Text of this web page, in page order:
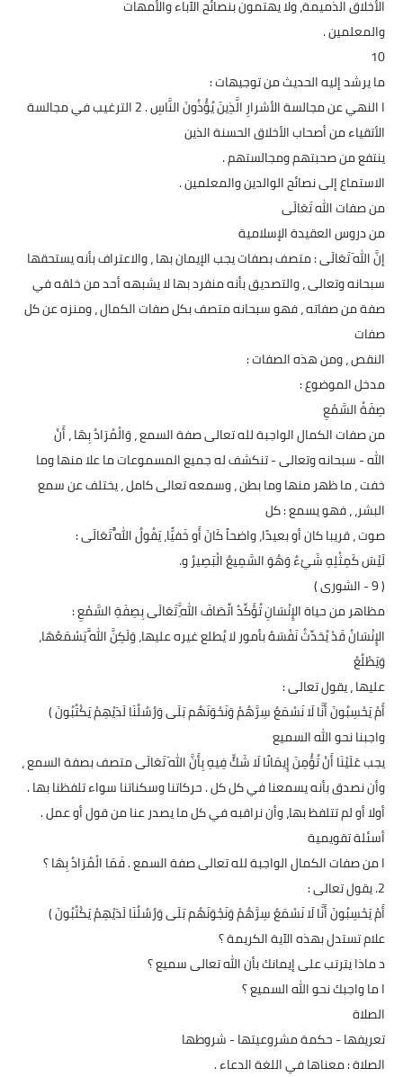
الأخلاق الذميمة، ولا يهتمون بنصائح الآباء والأمهات
والمعلمين .
10
ما يرشد إليه الحديث من توجيهات :
ا النهي عن مجالسة الأشرارِ الَّذِينَ يُؤْذُونَ النَّاسِ . 2 الترغيب في مجالسة
الأتقياء من أصحاب الأخلاق الحسنة الذين
ينتفع من صحبتهم ومجالستهم .
الاستماع إلى نصائح الوالدين والمعلمين .
من صفات الله تَعَالَى
من دروس العقيدة الإسلامية
إنَّ اللهَ تَعَالَى : متصف بصفات يجب الإيمان بها ، والاعتراف بأنه يستحقها
سبحانه وتعالى ، والتصديق بأنه منفرد بها لا يشبهه أحد من خلقه في
صفة من صفاته ، فهو سبحانه متصف بكل صفات الكمال ، ومنزه عن كل
صفات
النقص ، ومن هذه الصفات :
مدخل الموضوع :
صِفَةُ السَّمْعِ
من صفات الكمال الواجبة لله تعالى صفة السمع ، وَالْمُرَادُ بِهَا ، أَنْ
الله - سبحانه وتعالى - تنكشف له جميع المسموعات ما علا منها وما
خفت ، ما ظهر منها وما بطن ، وسمعه تعالى كامل ، يختلف عن سمع
البشر، ، فهو يسمع : كل
صوت ، قريبا كان أو بعيدًا، واضحاً كَانَ أَو خَفيًّا، يَقُولُ اللَّهُ تَعَالَى :
لَيْسَ كَمِثْلِهِ شَيْءٌ وَهُوَ السَّمِيعُ الْبَصِيرُ و.
( 9 - الشورى )
مظاهر من حياة الإِنْسَانِ تُؤَكِّدُ اتِّصَافَ اللَّهِ تَعَالَى بِصِفَةِ السَّمْعِ :
الإِنْسَانُ قَدْ يُحَدِّثُ نَفْسَهُ بأمور لا يُطلع غيره عليها، وَلَكِنَّ اللَّهَ يَسْمَعُهَا،
وَيَطْلُعُ
عليها ، يقول تعالى :
أَمْ يَحْسِبُونَ أَنَّا لَا نَسْمَعُ سِرَّهُمْ وَنَحْوَنَهُم بَلَى وَرُسُلُنَا لَدَيْهِمْ يَكْتُبُونَ )
واجبنا نحو الله السميع
يجب عَلَيْنَا أَنْ تُؤْمِنَ إِيمَانًا لَا شَكٍّ فِيهِ بِأَنَّ اللهَ تَعَالَى متصف بصفة السمع ،
وأن نصدق بأنه يسمعنا في كل كل . حركاتنا وسكناتنا سواء تلفظنا بها .
أولا أو لم تتلفظ بها، وأن نراقبه في كل ما يصدر عنا من قول أو عمل .
أسئلة تقويمية
ا من صفات الكمال الواجبة لله تعالى صفة السمع . فَمَا الْمُرَادُ بِهَا ؟
2. يقول تعالى :
أَمْ يَحْسِبُونَ أَنَّا لَا نَسْمَعُ سِرَّهُمْ وَنَجْوَنَهُم بَلَى وَرُسُلُنَا لَدَيْهِمْ يَكْتُبُونَ )
علام تستدل بهذه الآية الكريمة ؟
د ماذا يترتب على إيمانك بأن الله تعالى سميع ؟
ا ما واجبك نحو الله السميع ؟
الصلاة
تعريفها - حكمة مشروعيتها - شروطها
الصلاة : معناها في اللغة الدعاء .